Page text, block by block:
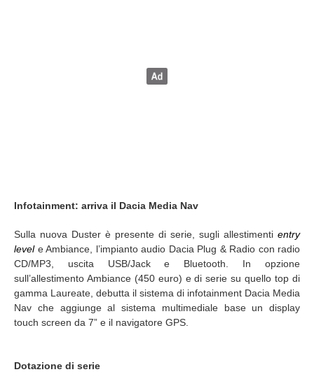
Infotainment: arriva il Dacia Media Nav
Sulla nuova Duster è presente di serie, sugli allestimenti entry
levele Ambiance, l’impianto audio Dacia Plug & Radio con radio
CD/MP3, uscita USB/Jack e Bluetooth. In opzione
sull’allestimento Ambiance (450 euro) e di serie su quello top di
gamma Laureate, debutta il sistema di infotainment Dacia Media
Nav che aggiunge al sistema multimediale base un display
touch screen da 7” e il navigatore GPS.
Dotazione di serie